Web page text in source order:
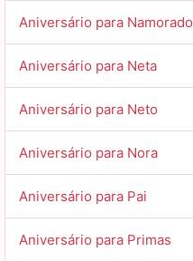
Aniversário para Namorado
Aniversário para Neta
Aniversário para Neto
Aniversário para Nora
Aniversário para Pai
Aniversário para Primas